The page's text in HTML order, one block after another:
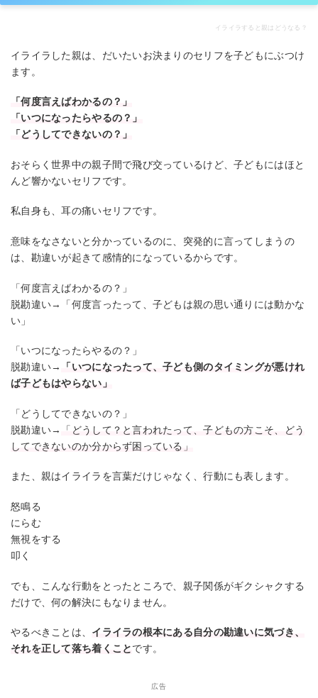
イライラすると親はどうなる？
イライラした親は、だいたいお決まりのセリフを子どもにぶつけ
ます。
「何度言えばわかるの？」
「いつになったらやるの？」
「どうしてできないの？」
おそらく世界中の親子間で飛び交っているけど、子どもにはほと
んど響かないセリフです。
私自身も、耳の痛いセリフです。
意味をなさないと分かっているのに、突発的に言ってしまうの
は、勘違いが起きて感情的になっているからです。
「何度言えばわかるの？」
脱勘違い→「何度言ったって、子どもは親の思い通りには動かな
い」
「いつになったらやるの？」
脱勘違い→
「いつになったって、子ども側のタイミングが悪けれ
ば子どもはやらない」
「どうしてできないの？」
脱勘違い→
「どうして？と言われたって、子どもの方こそ、どう
してできないのか分からず困っている」
また、親はイライラを言葉だけじゃなく、行動にも表します。
怒鳴る
にらむ
無視をする
叩く
でも、こんな行動をとったところで、親子関係がギクシャクする
だけで、何の解決にもなりません。
やるべきことは、 イライラの根本にある自分の勘違いに気づき、
それを正して落ち着くことです。
広告